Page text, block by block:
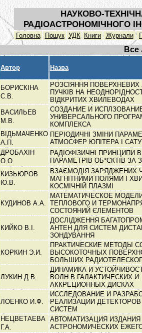
НАУКОВО-
РАДІОАСТРОНОМІЧНОГО
Головна Пошук УДК Книги Журнали
Все
Автор Назва
БОРИСКІНА
С.В.
РОЗСІЯННЯ ПОВЕРХНЕВИХ
ПУЧКІВ НА
ВІДКРИТИХ ХВИЛЕВОДАХ
ВАСИЛЬЕВ
М.В.
СОЗДАНИЕ И
УНИВЕРСАЛЬНОГО
КОМПЛЕКСА
ВІДЬМАЧЕНКО
А.П.
ПЕРІОДИЧНІ ЗМІНИ
АТМОСФЕР ЮПІТЕРА І
ДРОБАХІН
О.О.
РАДІОФІЗИЧНІ ПРИНЦИПИ
ПАРАМЕТРІВ ОБ*ЄКТІВ
КИЗЬЮРОВ
Ю.В.
ВЗАЄМОДІЯ ЗАРЯДЖЕНИХ
МАГНІТНИМИ ПОЛЯМИ І
КОСМІЧНІЙ ПЛАЗМІ
КУДИНОВ А.А.
МАТЕМАТИЧЕСКОЕ
ТЕПЛОВОГО И
СОСТОЯНИЙ ЄЛЕМЕНТОВ
КИЙКО В.І.
ДОСЛІДЖЕННЯ
АНТЕН ДЛЯ СИСТЕМ
ЗОНДУВАННЯ
КОРКИН Э.И.
ПРАКТИЧЕСКИЕ МЕТОДЫ
ВЫСОКОТОЧНЫХ
БОЛЬШИХ
ЛУКИН Д.В.
ДИНАМИКА И
ВОЛН В ГАЛАКТИЧЕСКИХ И
АККРЕЦИОННЫХ ДИСКАХ
ЛОЕНКО И.Ф.
ИССЛЕДОВАНИЕ И
РЕАЛИЗАЦИИ
СИСТЕМ
НЕЦВЕТАЕВА
Г.А.
АВТОМАТИЗАЦИЯ ИЗДАНИЯ
АСТРОНОМИЧЕСКИХ